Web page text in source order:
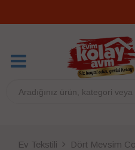
Ev Tekstili
Dört Mevsim